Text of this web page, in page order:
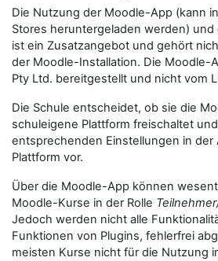
Die Nutzung der Moodle-App (kann
Stores heruntergeladen werden)
ist ein Zusatzangebot und gehört
der Moodle-Installation. Die Moodle-
Pty Ltd. bereitgestellt und nicht vom
Die Schule entscheidet, ob sie die
schuleigene Plattform freischaltet
entsprechenden Einstellungen in der
Plattform vor.
Über die Moodle-App können
Moodle-Kurse in der Rolle
Jedoch werden nicht alle
Funktionen von Plugins, fehlerfrei
meisten Kurse nicht für die Nutzung